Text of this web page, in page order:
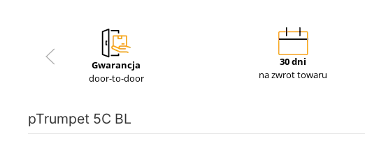
Gwarancja
door-to-door
30 dni
na zwrot towaru
pTrumpet 5C BL